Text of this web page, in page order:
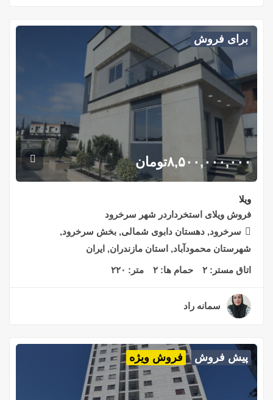
برای فروش
۸,۵۰۰,۰۰۰,۰۰۰تومان
ویلا
فروش ویلای استخرداردر شهر سرخرود
سرخرود, دهستان دابوی شمالی, بخش سرخرود,
شهرستان محمودآباد, استان مازندران, ایران
اتاق مستر: ۲ حمام ها: ۲ متر: ۲۲۰
سمانه راد
پیش فروش فروش ویژه